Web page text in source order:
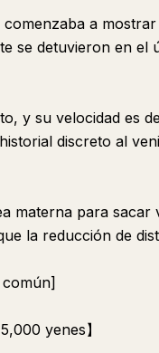
a mostrar
se detuvieron en el
y su velocidad es
discreto al
materna para sacar
la reducción de
yenes】